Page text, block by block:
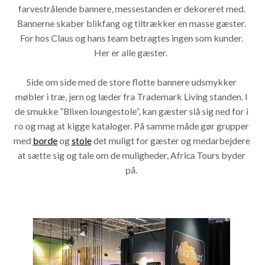
farvestrålende bannere, messestanden er dekoreret med.
Bannerne skaber blikfang og tiltrækker en masse gæster.
For hos Claus og hans team betragtes ingen som kunder.
Her er alle gæster.
Side om side med de store flotte bannere udsmykker
møbler i træ, jern og læder fra Trademark Living standen. I
de smukke ”Blixen loungestole”, kan gæster slå sig ned for i
ro og mag at kigge kataloger. På samme måde gør grupper
med bordeogstoledet muligt for gæster og medarbejdere
at sætte sig og tale om de muligheder, Africa Tours byder
på.